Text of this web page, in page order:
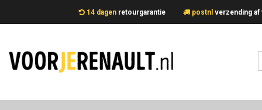
14 dagenretourgarantie postnl